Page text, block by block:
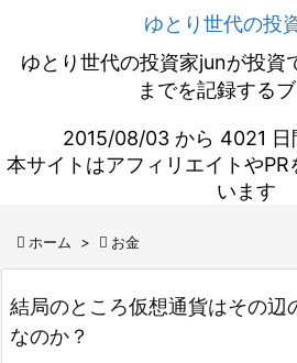
ゆとり世代の投
ゆとり世代の投資家junが投資
までを記録するブ
2015/08/03 から 4021 日
本サイトはアフィリエイトや
います
 ホーム >  お金
結局のところ仮想通貨はその辺
なのか？